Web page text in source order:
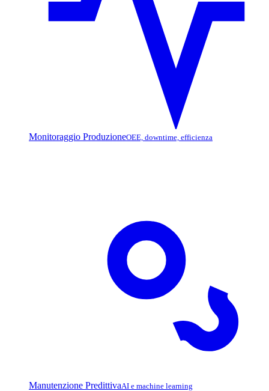
Monitoraggio ProduzioneOEE, downtime, efficienza
Manutenzione PredittivaAI e machine learning